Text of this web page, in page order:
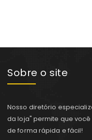
Sobre o site
Nosso diretório
da loja" permite que
de forma rápida e fácil!